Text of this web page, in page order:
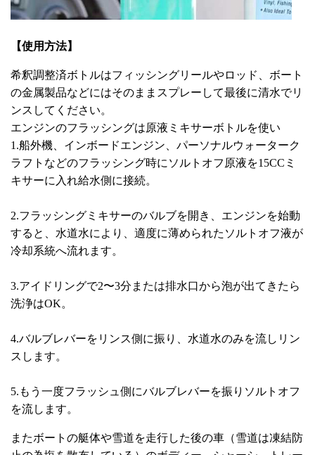
【使用方法】
希釈調整済ボトルはフィッシングリールやロッド、ボート
の金属製品などにはそのままスプレーして最後に清水でリ
ンスしてください。
エンジンのフラッシングは原液ミキサーボトルを使い
1.船外機、インボードエンジン、パーソナルウォーターク
ラフトなどのフラッシング時にソルトオフ原液を15CCミ
キサーに入れ給水側に接続。
2.フラッシングミキサーのバルブを開き、エンジンを始動
すると、水道水により、適度に薄められたソルトオフ液が
冷却系統へ流れます。
3.アイドリングで2〜3分または排水口から泡が出てきたら
洗浄はOK。
4.バルブレバーをリンス側に振り、水道水のみを流しリン
スします。
5.もう一度フラッシュ側にバルブレバーを振りソルトオフ
を流します。
またボートの艇体や雪道を走行した後の車（雪道は凍結防